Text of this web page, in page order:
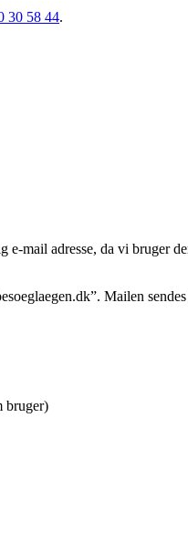
30 58 44.
mail adresse, da vi bruger
Mailen
bruger)